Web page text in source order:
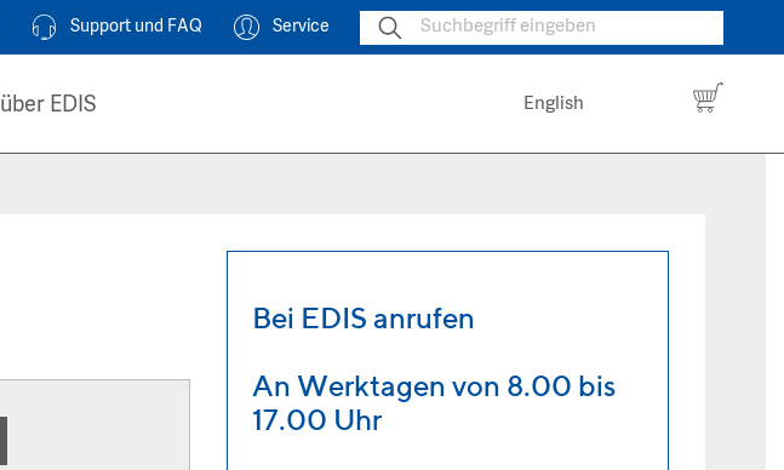
Support und FAQ Service
über EDIS English
Bei EDIS anrufen
An Werktagen von 8.00 bis
17.00 Uhr